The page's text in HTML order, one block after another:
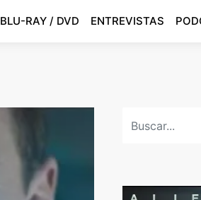
BLU-RAY / DVD ENTREVISTAS